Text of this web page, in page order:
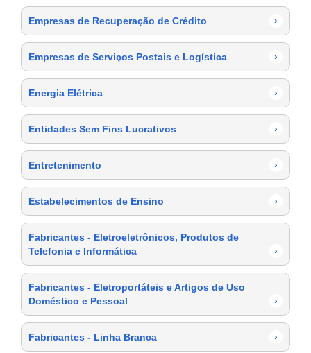
Empresas de Recuperação de Crédito ›
Empresas de Serviços Postais e Logística ›
Energia Elétrica ›
Entidades Sem Fins Lucrativos ›
Entretenimento ›
Estabelecimentos de Ensino ›
Fabricantes - Eletroeletrônicos, Produtos de
Telefonia e Informática
›
Fabricantes - Eletroportáteis e Artigos de Uso
Doméstico e Pessoal
›
Fabricantes - Linha Branca ›